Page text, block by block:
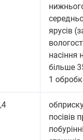
ярусів
насіння
більше
1
посівів